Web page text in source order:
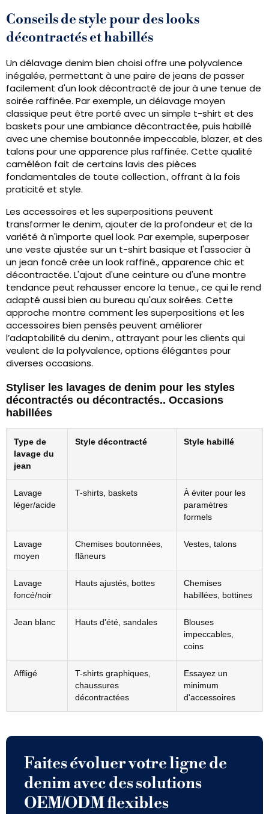
Conseils de style pour des looks
décontractés et habillés
Un délavage denim bien choisi offre une polyvalence
inégalée, permettant à une paire de jeans de passer
facilement d'un look décontracté de jour à une tenue de
soirée raffinée. Par exemple, un délavage moyen
classique peut être porté avec un simple t-shirt et des
baskets pour une ambiance décontractée, puis habillé
avec une chemise boutonnée impeccable, blazer, et des
talons pour une apparence plus raffinée. Cette qualité
caméléon fait de certains lavis des pièces
fondamentales de toute collection., offrant à la fois
praticité et style.
Les accessoires et les superpositions peuvent
transformer le denim, ajouter de la profondeur et de la
variété à n'importe quel look. Par exemple, superposer
une veste ajustée sur un t-shirt basique et l'associer à
un jean foncé crée un look raffiné., apparence chic et
décontractée. L'ajout d'une ceinture ou d'une montre
tendance peut rehausser encore la tenue., ce qui le rend
adapté aussi bien au bureau qu'aux soirées. Cette
approche montre comment les superpositions et les
accessoires bien pensés peuvent améliorer
l’adaptabilité du denim., attrayant pour les clients qui
veulent de la polyvalence, options élégantes pour
diverses occasions.
Styliser les lavages de denim pour les styles
décontractés ou décontractés.. Occasions
habillées
Type de
lavage du
jean
Style décontracté Style habillé
Lavage
léger/acide
T-shirts, baskets
À éviter pour les
paramètres
formels
Lavage
moyen
Chemises boutonnées,
flâneurs
Vestes, talons
Lavage
foncé/noir
Hauts ajustés, bottes
Chemises
habillées, bottines
Jean blanc Hauts d'été, sandales
Blouses
impeccables,
coins
Affligé
T-shirts graphiques,
chaussures
décontractées
Essayez un
minimum
d'accessoires
Faites évoluer votre ligne de
denim avec des solutions
OEM/ODM flexibles